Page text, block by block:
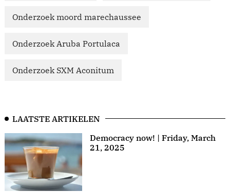
Onderzoek moord marechaussee
Onderzoek Aruba Portulaca
Onderzoek SXM Aconitum
LAATSTE ARTIKELEN
Democracy now! | Friday, March
21, 2025